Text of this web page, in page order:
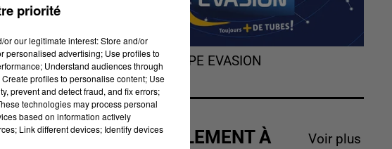
L'HOROSCOPE EVASION
ACTUELLEMENT À
Voir plus
priorité
our legitimate interest: Store and/or
personalised advertising; Use profiles to
Understand audiences through
profiles to personalise content; Use
prevent and detect fraud, and fix errors;
technologies may process personal
based on information actively
Link different devices; Identify devices